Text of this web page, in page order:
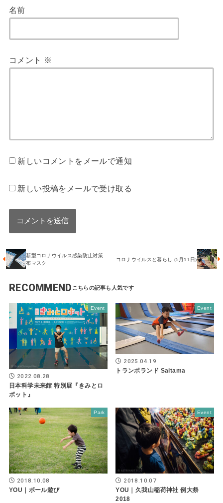
名前
コメント ※
新しいコメントをメールで通知
新しい投稿をメールで受け取る
新型コロナウイルス感染防止対策
布マスク
コロナウイルスと暮らし (5月11日)
RECOMMEND
Event
2022.08.28
日本科学未来館 特別展『きみとロ
ボット』
Event
2025.04.19
トランポランド Saitama
Park
2018.10.08
YOU｜ボール遊び
Event
2018.10.07
YOU｜久我山稲荷神社 例大祭
2018